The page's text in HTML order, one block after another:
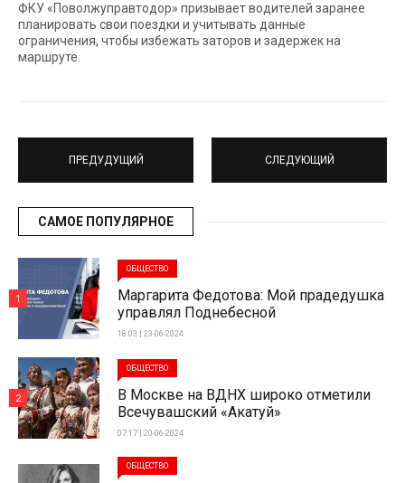
ФКУ «Поволжуправтодор» призывает водителей заранее
планировать свои поездки и учитывать данные
ограничения, чтобы избежать заторов и задержек на
маршруте.
ПРЕДУДУЩИЙ СЛЕДУЮЩИЙ
САМОЕ ПОПУЛЯРНОЕ
ОБЩЕСТВО
Маргарита Федотова: Мой прадедушка
управлял Поднебесной
18:03 | 23-06-2024
1
ОБЩЕСТВО
В Москве на ВДНХ широко отметили
Всечувашский «Акатуй»
07:17 | 20-06-2024
2
ОБЩЕСТВО